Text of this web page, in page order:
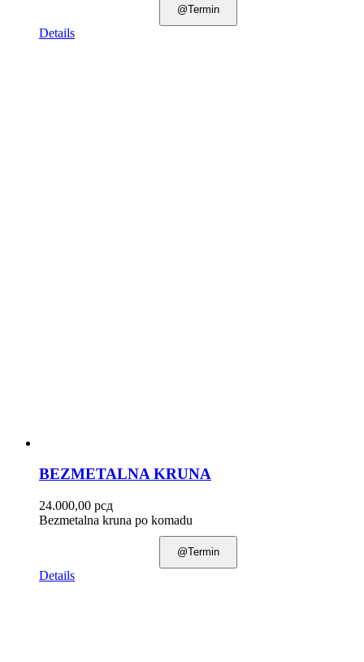
@Termin
Details
BEZMETALNA KRUNA
24.000,00 рсд
Bezmetalna kruna po komadu
@Termin
Details